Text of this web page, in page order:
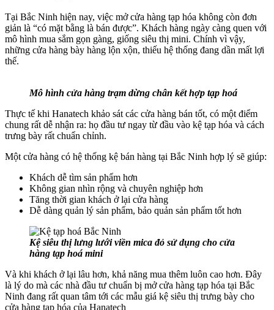
Tại Bắc Ninh hiện nay, việc mở cửa hàng tạp hóa không còn đơn
giản là “có mặt bằng là bán được”. Khách hàng ngày càng quen với
mô hình mua sắm gọn gàng, giống siêu thị mini. Chính vì vậy,
những cửa hàng bày hàng lộn xộn, thiếu hệ thống đang dần mất lợi
thế.
Mô hình cửa hàng trạm dừng chân kết hợp tạp hoá
Thực tế khi Hanatech khảo sát các cửa hàng bán tốt, có một điểm
chung rất dễ nhận ra: họ đầu tư ngay từ đầu vào kệ tạp hóa và cách
trưng bày rất chuẩn chỉnh.
Một cửa hàng có hệ thống kệ bán hàng tại Bắc Ninh hợp lý sẽ giúp:
Khách dễ tìm sản phẩm hơn
Không gian nhìn rộng và chuyên nghiệp hơn
Tăng thời gian khách ở lại cửa hàng
Dễ dàng quản lý sản phẩm, bảo quản sản phẩm tốt hơn
Kệ siêu thị lưng lưới viền mica đỏ sử dụng cho cửa
hàng tạp hoá mini
Và khi khách ở lại lâu hơn, khả năng mua thêm luôn cao hơn. Đây
là lý do mà các nhà đầu tư chuẩn bị mở cửa hàng tạp hóa tại Bắc
Ninh đang rất quan tâm tới các mẫu giá kệ siêu thị trưng bày cho
cửa hàng tạp hóa của Hanatech